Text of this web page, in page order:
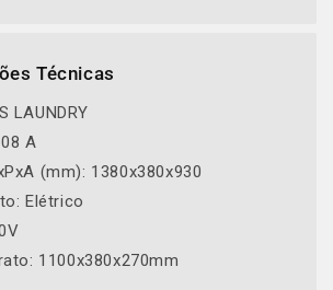
Técnicas
LAUNDRY
A
(mm): 1380x380x930
Elétrico
1100x380x270mm